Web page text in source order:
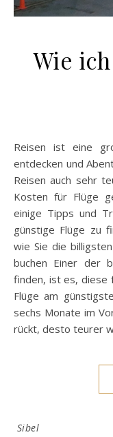
Wie
Reisen ist eine großartige Möglichkeit, neue Orte zu
entdecken und
Reisen auch sehr
Kosten für Flüge
einige Tipps und
günstige Flüge zu
wie Sie die
buchen Einer der
finden, ist es, diese
Flüge am
sechs Monate im
rückt, desto teurer
Sibel